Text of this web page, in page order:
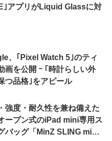
｣アプリがLiquid Glassに対
、｢Pixel Watch 5｣のティ
画を公開 ｰ ｢時計らしい外
つ品格｣をアピール
強度・耐久性を兼ね備えた
ープン式のiPad mini専用ス
バッグ「MinZ SLING mini